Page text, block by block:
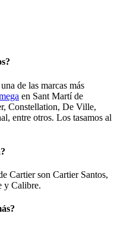
de las marcas más
en Sant Martí de
Constellation, De Ville,
entre otros. Los tasamos al
Cartier son Cartier Santos,
y Calibre.